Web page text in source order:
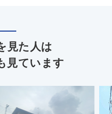
見た人は
見ています